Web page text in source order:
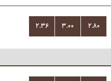
۲.۳۶ ۳.۰۰ ۲.۸۰